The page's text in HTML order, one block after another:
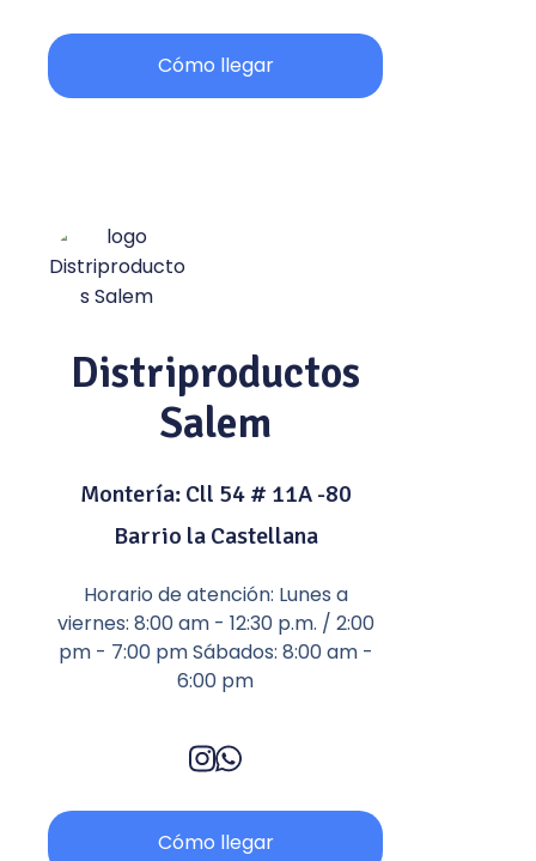
Cómo llegar
Distriproductos
Salem
Montería: Cll 54 # 11A -80
Barrio la Castellana
Horario de atención: Lunes a
viernes: 8:00 am - 12:30 p.m. / 2:00
pm - 7:00 pm Sábados: 8:00 am -
6:00 pm
Cómo llegar